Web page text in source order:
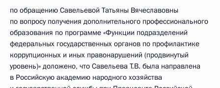
по обращению Савельевой Татьяны Вячеславовны
по вопросу получения дополнительного профессионального
образования по программе «Функции подразделений
федеральных государственных органов по профилактике
коррупционных и иных правонарушений (продвинутый
уровень)» доложено, что Савельева Т.В. была направлена
в Российскую академию народного хозяйства